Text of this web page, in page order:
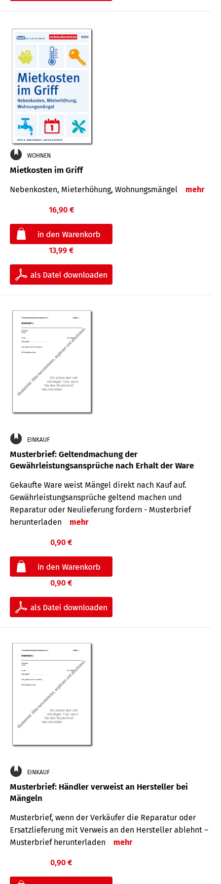
WOHNEN
Mietkosten im Griff
Nebenkosten, Mieterhöhung, Wohnungsmängel mehr
16,90 €
13,99 €
EINKAUF
Musterbrief: Geltendmachung der
Gewährleistungsansprüche nach Erhalt der Ware
Gekaufte Ware weist Mängel direkt nach Kauf auf.
Gewährleistungsansprüche geltend machen und
Reparatur oder Neulieferung fordern - Musterbrief
herunterladen
mehr
0,90 €
0,90 €
EINKAUF
Musterbrief: Händler verweist an Hersteller bei
Mängeln
Musterbrief, wenn der Verkäufer die Reparatur oder
Ersatzlieferung mit Verweis an den Hersteller ablehnt –
Musterbrief herunterladen
mehr
0,90 €